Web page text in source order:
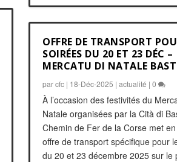
OFFRE DE TRANSPORT
SOIRÉES DU 20 ET 23 DÉC –
MERCATU DI NATALE
parcfc | 18-Déc-2025 |actualité |0
À l’occasion des festivités du
Natale organisées par la Cità di
Chemin de Fer de la Corse met
offre de transport spécifique pour
du 20 et 23 décembre 2025 sur le